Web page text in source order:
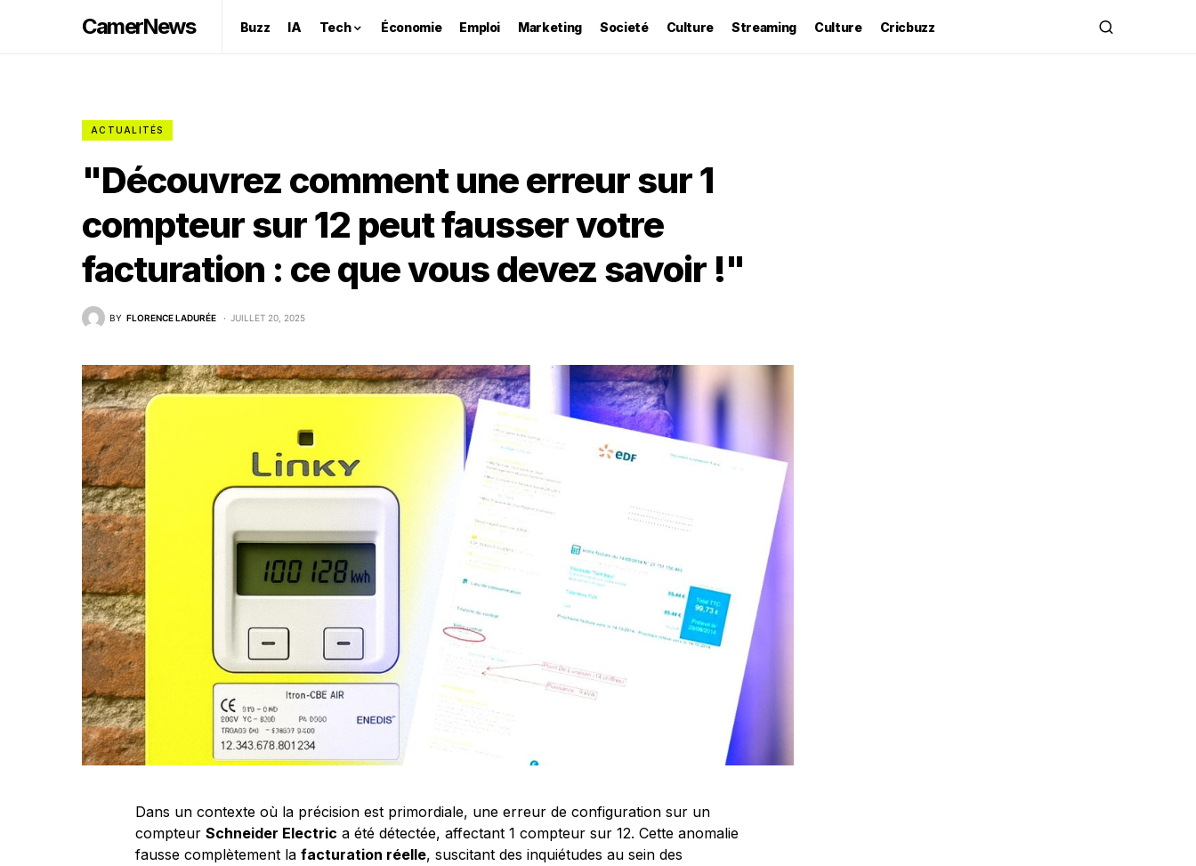
CamerNews Buzz IA Tech Économie Emploi Marketing Societé Culture Streaming Culture Cricbuzz
ACTUALITÉS
"Découvrez comment une erreur sur 1
compteur sur 12 peut fausser votre
facturation : ce que vous devez savoir !"
BY FLORENCE LADURÉE JUILLET 20, 2025
Dans un contexte où la précision est primordiale, une erreur de configuration sur un
compteur Schneider Electric a été détectée, affectant 1 compteur sur 12. Cette anomalie
fausse complètement la facturation réelle, suscitant des inquiétudes au sein des